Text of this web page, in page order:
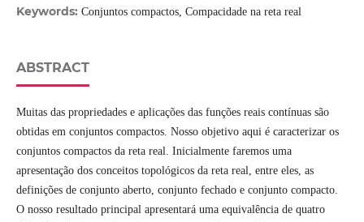
Keywords: Conjuntos compactos, Compacidade na reta real
ABSTRACT
Muitas das propriedades e aplicações das funções reais contínuas são
obtidas em conjuntos compactos. Nosso objetivo aqui é caracterizar os
conjuntos compactos da reta real. Inicialmente faremos uma
apresentação dos conceitos topológicos da reta real, entre eles, as
definições de conjunto aberto, conjunto fechado e conjunto compacto.
O nosso resultado principal apresentará uma equivalência de quatro